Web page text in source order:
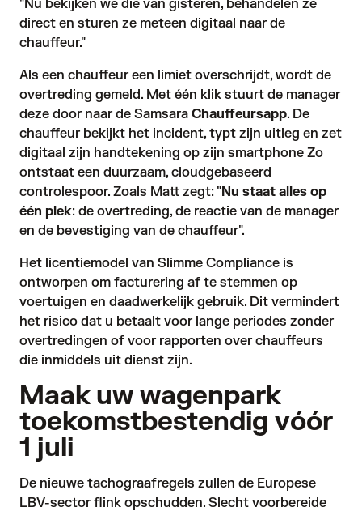
"Nu bekijken we die van gisteren, behandelen ze
direct en sturen ze meteen digitaal naar de
chauffeur."
Als een chauffeur een limiet overschrijdt, wordt de
overtreding gemeld. Met één klik stuurt de manager
deze door naar de Samsara Chauffeursapp. De
chauffeur bekijkt het incident, typt zijn uitleg en zet
digitaal zijn handtekening op zijn smartphone Zo
ontstaat een duurzaam, cloudgebaseerd
controlespoor. Zoals Matt zegt: "Nu staat alles op
één plek: de overtreding, de reactie van de manager
en de bevestiging van de chauffeur".
Het licentiemodel van Slimme Compliance is
ontworpen om facturering af te stemmen op
voertuigen en daadwerkelijk gebruik. Dit vermindert
het risico dat u betaalt voor lange periodes zonder
overtredingen of voor rapporten over chauffeurs
die inmiddels uit dienst zijn.
Maak uw wagenpark
toekomstbestendig vóór
1 juli
De nieuwe tachograafregels zullen de Europese
LBV-sector flink opschudden. Slecht voorbereide